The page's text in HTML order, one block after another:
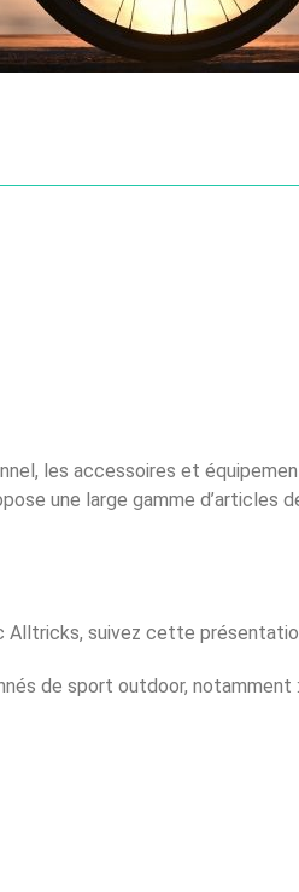
les accessoires et
une large gamme
Alltricks, suivez cette
de sport outdoor, notamment :